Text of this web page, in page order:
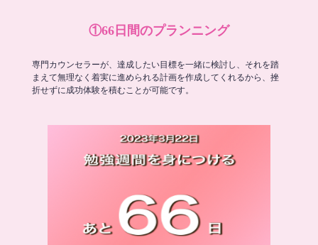
①66日間のプランニング
専門カウンセラーが、達成したい目標を一緒に検討し、それを踏
まえて無理なく着実に進められる計画を作成してくれるから、挫
折せずに成功体験を積むことが可能です。